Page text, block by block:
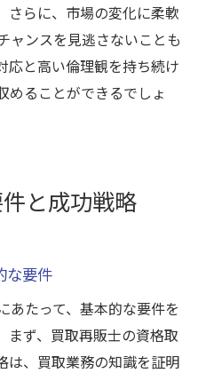
さらに、市場の変化に柔軟
ャンスを見逃さないことも
応と高い倫理観を持ち続け
めることができるでしょ
と成功戦略
な要件
あたって、基本的な要件を
まず、買取再販士の資格取
は、買取業務の知識を証明